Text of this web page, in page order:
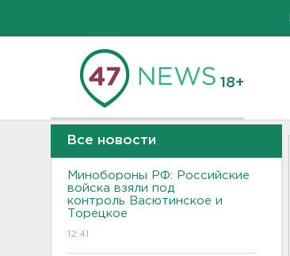
18+
Все новости
Минобороны РФ: Российские
войска взяли под
контроль Васютинское и
Торецкое
12:41